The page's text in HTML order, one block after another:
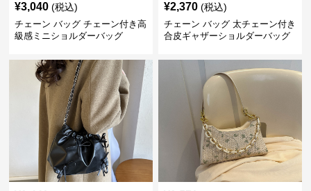
¥3,040 (税込)
チェーン バッグ チェーン付き高
級感ミニショルダーバッグ
¥2,370 (税込)
チェーン バッグ 太チェーン付き
合皮ギャザーショルダーバッグ